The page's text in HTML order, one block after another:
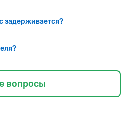
задерживается?
вопросы